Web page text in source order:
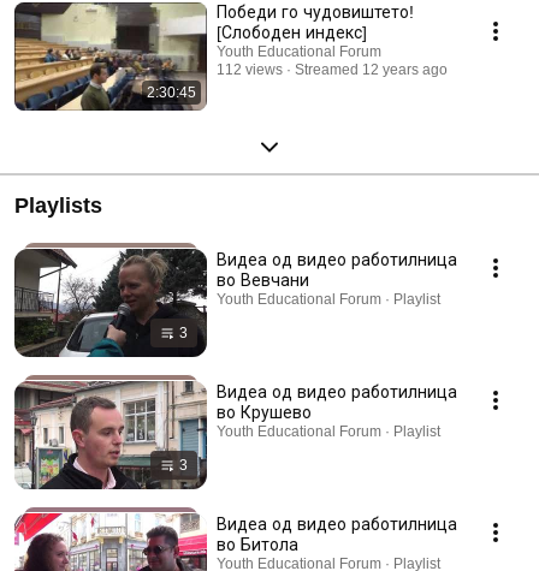
2:30:45
Победи го чудовиштето!
[Слободен индекс]
Youth Educational Forum
112 views
Streamed 12 years ago
Playlists
3
Видеа од видео работилница
во Вевчани
Youth Educational Forum · Playlist
3
Видеа од видео работилница
во Крушево
Youth Educational Forum · Playlist
Видеа од видео работилница
во Битола
Youth Educational Forum · Playlist